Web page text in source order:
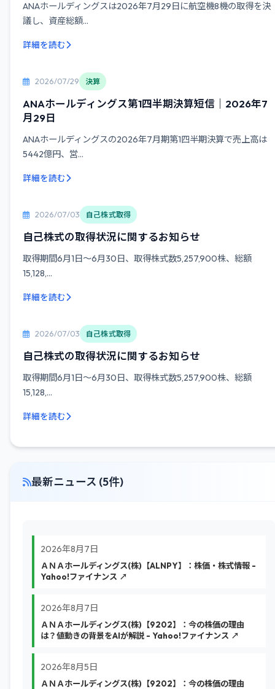
ANAホールディングスは2026年7月29日に航空機8機の取得を決
議し、資産総額...
詳細を読む
2026/07/29 決算
ANAホールディングス第1四半期決算短信｜2026年7
月29日
ANAホールディングスの2026年7月期第1四半期決算で売上高は
5442億円、営...
詳細を読む
2026/07/03 自己株式取得
自己株式の取得状況に関するお知らせ
取得期間6月1日〜6月30日、取得株式数5,257,900株、総額
15,128,...
詳細を読む
2026/07/03 自己株式取得
自己株式の取得状況に関するお知らせ
取得期間6月1日〜6月30日、取得株式数5,257,900株、総額
15,128,...
詳細を読む
最新ニュース (5件)
2026年8月7日
ＡＮＡホールディングス(株)【ALNPY】：株価・株式情報 -
Yahoo!ファイナンス ↗
2026年8月7日
ＡＮＡホールディングス(株)【9202】：今の株価の理由
は？値動きの背景をAIが解説 - Yahoo!ファイナンス ↗
2026年8月5日
ＡＮＡホールディングス(株)【9202】：今の株価の理由